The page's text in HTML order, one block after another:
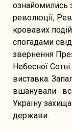
ознайомились
революції,
кровавих
спогадами
звернення
Небесної
виставка.
вшанували
Україну
держави.